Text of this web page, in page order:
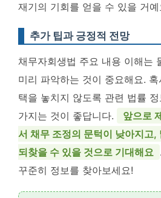
재기의 기회를 얻을 수 있을 거예
추가 팁과 긍정적 전망
채무자회생법 주요 내용 이해는
미리 파악하는 것이 중요해요.
택을 놓치지 않도록 관련 법률
가지는 것이 좋답니다.
앞으로
서 채무 조정의 문턱이 낮아지고,
되찾을 수 있을 것으로 기대해요
꾸준히 정보를 찾아보세요!